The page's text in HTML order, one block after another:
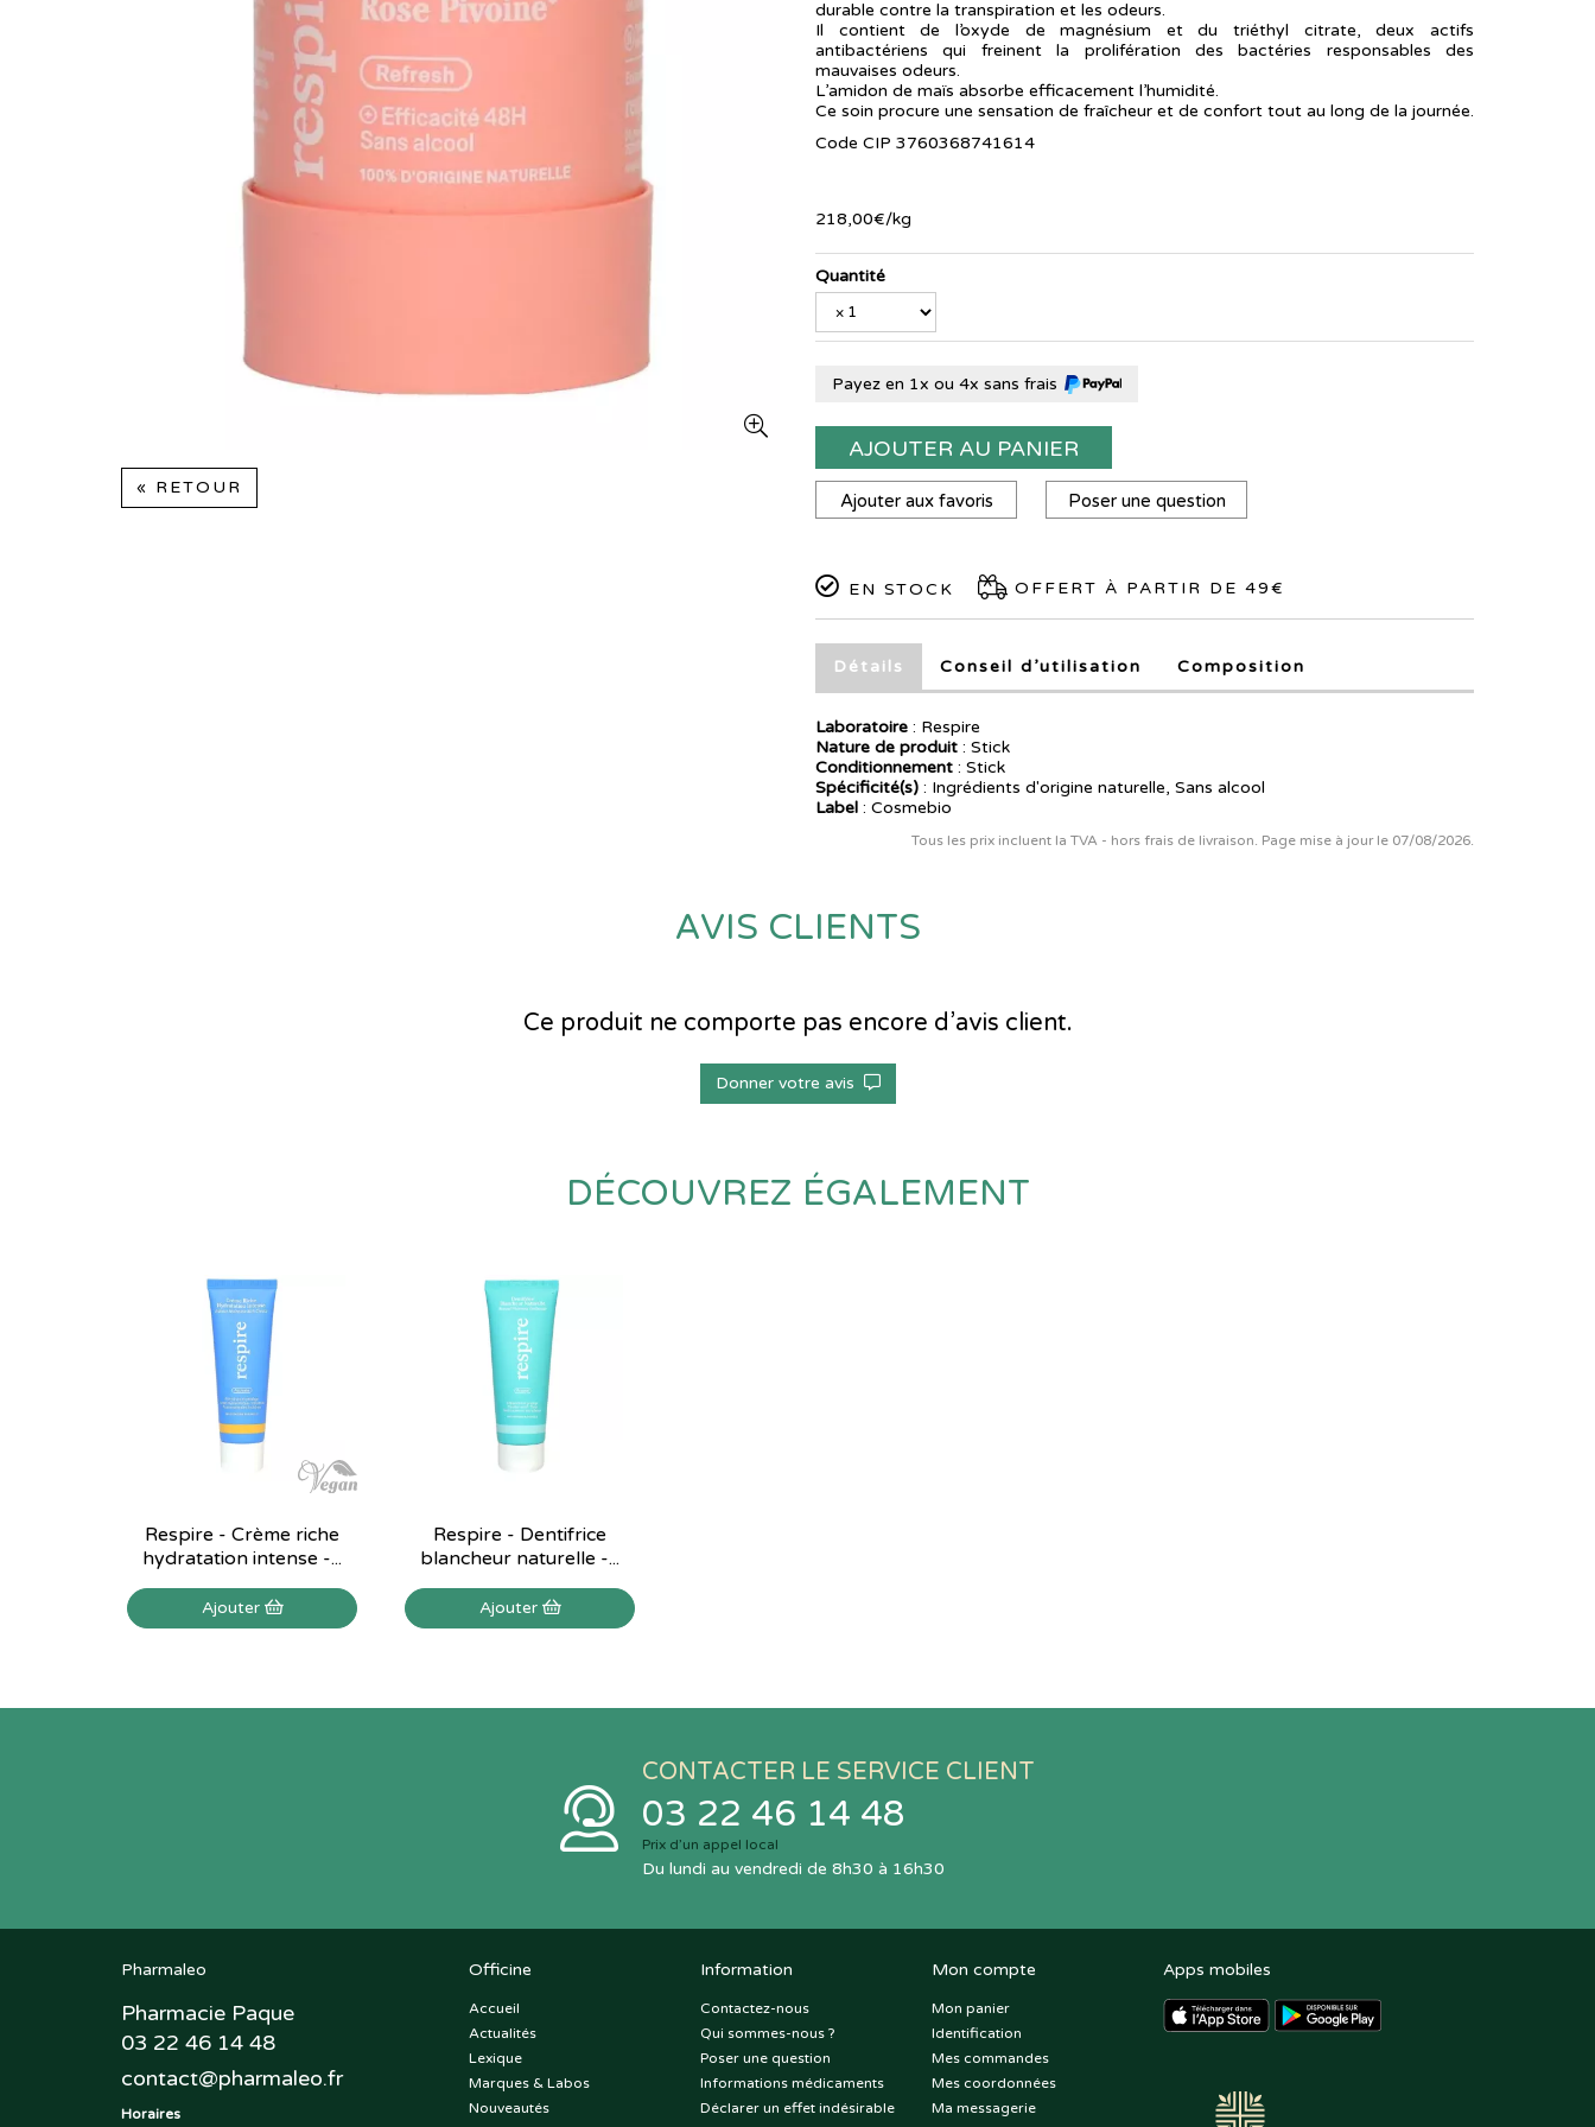
« RETOUR
durable contre la transpiration et les odeurs.
Il contient de l’oxyde de magnésium et du triéthyl citrate, deux actifs
antibactériens qui freinent la prolifération des bactéries responsables des
mauvaises odeurs.
L’amidon de maïs absorbe efficacement l’humidité.
Ce soin procure une sensation de fraîcheur et de confort tout au long de la journée.
Code CIP 3760368741614
218,00€/kg
Quantité
Payez en 1x ou 4x sans frais
AJOUTER AU PANIER
Ajouter aux favoris Poser une question
EN STOCK OFFERT À PARTIR DE 49€
Détails Conseil d’utilisation Composition
Laboratoire : Respire
Nature de produit : Stick
Conditionnement : Stick
Spécificité(s) : Ingrédients d'origine naturelle, Sans alcool
Label : Cosmebio
Tous les prix incluent la TVA - hors frais de livraison. Page mise à jour le 07/08/2026.
AVIS CLIENTS
Ce produit ne comporte pas encore d’avis client.
Donner votre avis
DÉCOUVREZ ÉGALEMENT
Respire - Crème riche
hydratation intense -...
Ajouter
Respire - Dentifrice
blancheur naturelle -...
Ajouter
CONTACTER LE SERVICE CLIENT
03 22 46 14 48
Prix d’un appel local
Du lundi au vendredi de 8h30 à 16h30
Pharmaleo
Pharmacie Paque
03 22 46 14 48
contact@pharmaleo.fr
Horaires
Officine
Accueil
Actualités
Lexique
Marques & Labos
Nouveautés
Information
Contactez-nous
Qui sommes-nous ?
Poser une question
Informations médicaments
Déclarer un effet indésirable
Mon compte
Mon panier
Identification
Mes commandes
Mes coordonnées
Ma messagerie
Apps mobiles